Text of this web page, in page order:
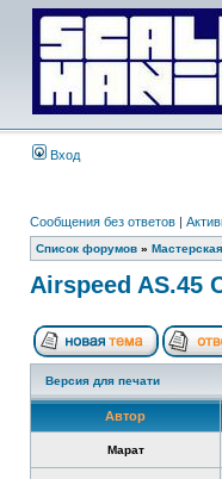
Вход
Сообщения без ответов |
Список форумов » Мастерская
Airspeed AS.45
Версия для печати
Автор
Марат